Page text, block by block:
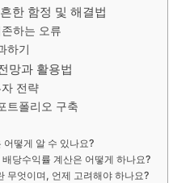
한 함정 및 해결법
하는 오류
하기
망과 활용법
전략
트폴리오 구축
어떻게 알 수 있나요?
당수익률 계산은 어떻게 하나요?
무엇이며, 언제 고려해야 하나요?